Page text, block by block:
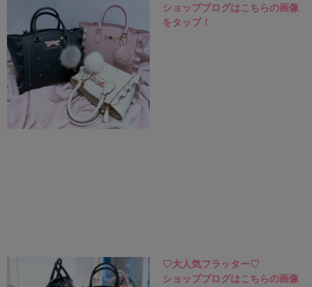
ショップブログはこちらの画像
をタップ！
♡大人気フラッター♡
ショップブログはこちらの画像